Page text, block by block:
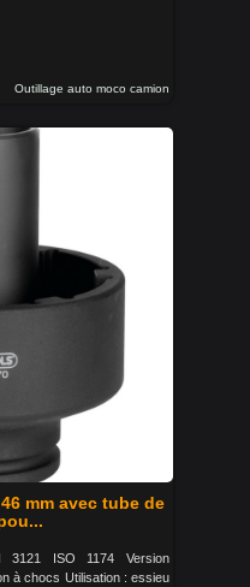
Outillage auto moco camion
mm avec tube de
3121 ISO 1174 Version
à chocs Utilisation : essieu